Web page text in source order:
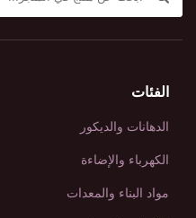
الفئات
الدهانات والديكور
الكهرباء والإضاءة
مواد البناء والمعدات